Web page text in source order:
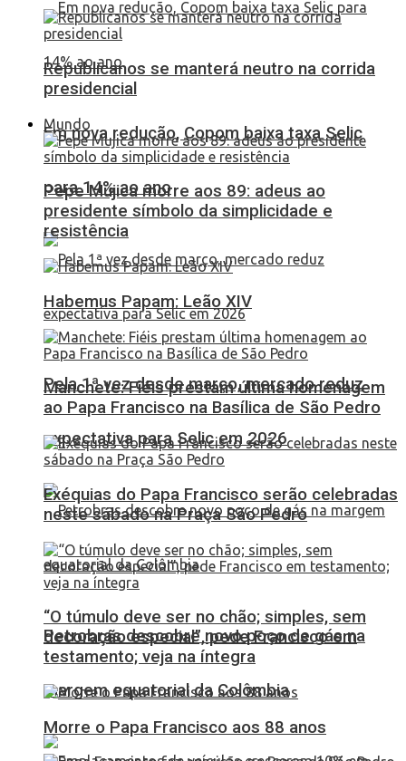
Em nova redução, Copom baixa taxa Selic
para 14% ao ano
Pela 1ª vez desde março, mercado reduz
expectativa para Selic em 2026
Petrobras descobre novo poço de gás na
margem equatorial da Colômbia
Republicanos se manterá neutro na corrida
presidencial
Mundo
Pepe Mujica morre aos 89: adeus ao
presidente símbolo da simplicidade e
resistência
Habemus Papam: Leão XIV
Manchete: Fiéis prestam última homenagem
ao Papa Francisco na Basílica de São Pedro
Exéquias do Papa Francisco serão celebradas
neste sábado na Praça São Pedro
“O túmulo deve ser no chão; simples, sem
decoração especial”, pede Francisco em
testamento; veja na íntegra
Morre o Papa Francisco aos 88 anos